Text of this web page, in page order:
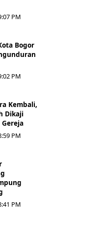
PM
Bogor
PM
Kembali,
Dikaji
Gereja
PM
PM